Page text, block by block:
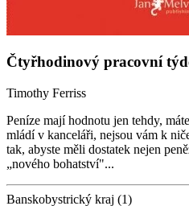
Čtyřhodinový pracovní
Timothy Ferriss
Peníze mají hodnotu jen tehdy,
mládí v kanceláři, nejsou vám k
tak, abyste měli dostatek nejen
„nového bohatství"...
Banskobystrický kraj (1)